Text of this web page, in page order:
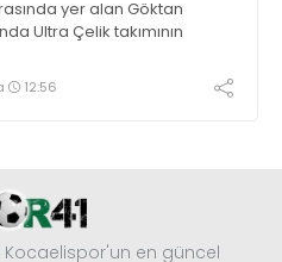
yer alan Göktan
Ultra Çelik takımının
12:56
en güncel